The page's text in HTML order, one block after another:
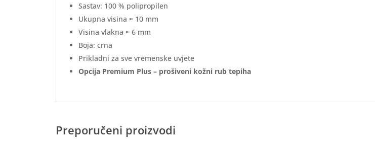
Sastav: 100 % polipropilen
Ukupna visina ≈ 10 mm
Visina vlakna ≈ 6 mm
Boja: crna
Prikladni za sve vremenske uvjete
Opcija Premium Plus – prošiveni kožni rub tepiha
Preporučeni proizvodi